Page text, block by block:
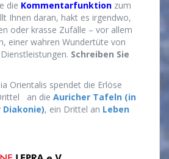
die Kommentarfunktion zum
Ihnen daran, hakt es irgendwo,
oder krasse Zufälle – vor allem
einer wahren Wundertüte von
Schreiben Sie
Orientalis spendet die Erlöse
an die Auricher Tafeln (in
, ein Drittel an Leben